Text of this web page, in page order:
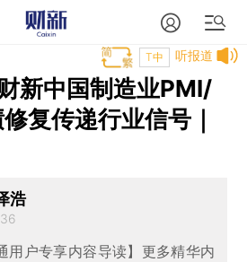
听报道
T中
新中国制造业PMI/
复传递行业信号｜
浩
用户专享内容导读】更多精华内